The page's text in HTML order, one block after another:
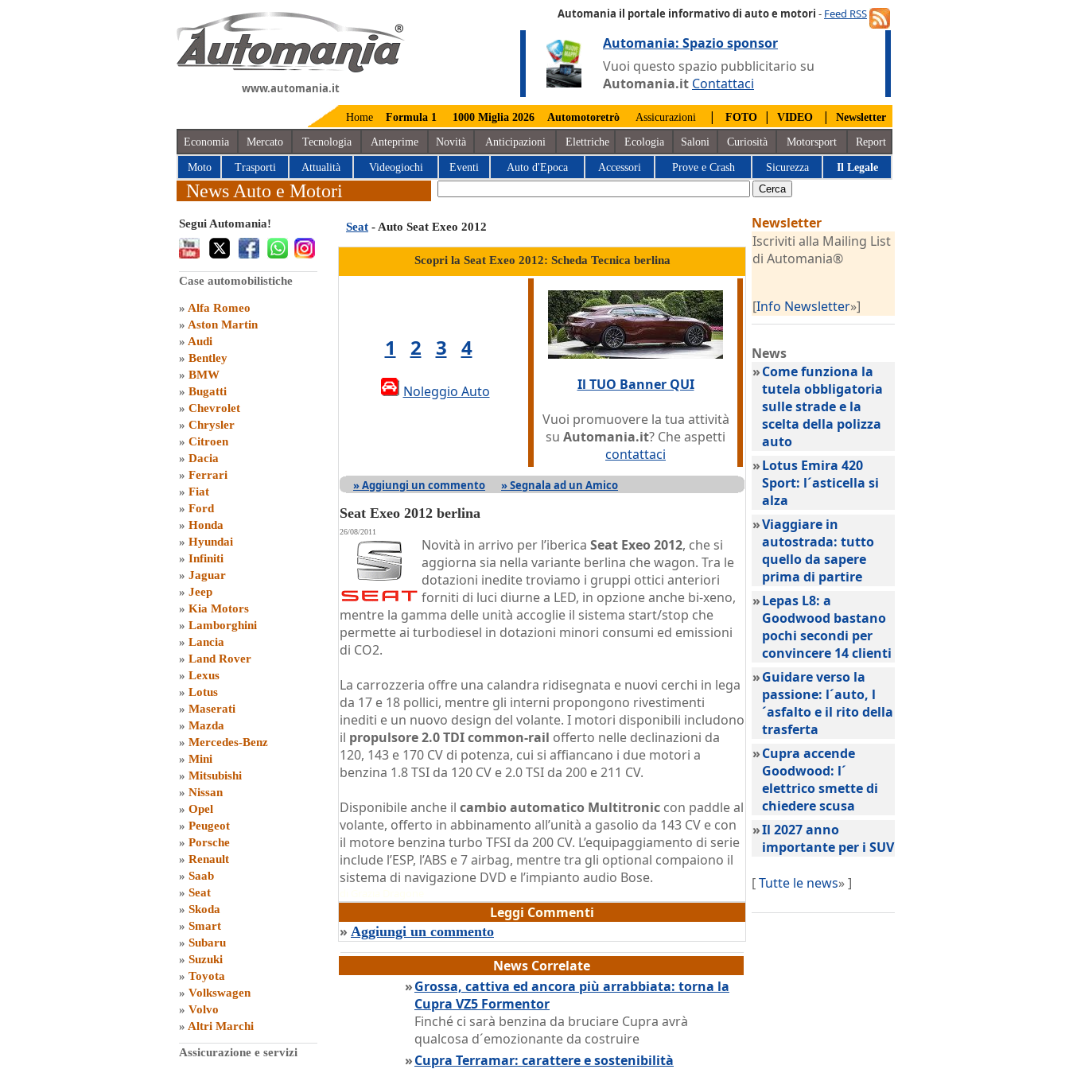
www.automania.it
Automania il portale informativo di auto e motori - Feed RSS
Automania: Spazio sponsor
Vuoi questo spazio pubblicitario su
Automania.it Contattaci
Home Formula 1 1000 Miglia 2026 Automotoretrò Assicurazioni | FOTO | VIDEO | Newsletter
Economia Mercato Tecnologia Anteprime Novità Anticipazioni Elettriche Ecologia Saloni Curiosità Motorsport Report
Moto Trasporti Attualità Videogiochi Eventi Auto d'Epoca Accessori Prove e Crash Sicurezza Il Legale
News Auto e Motori
Segui Automania!
Case automobilistiche
» Alfa Romeo
» Aston Martin
» Audi
» Bentley
» BMW
» Bugatti
» Chevrolet
» Chrysler
» Citroen
» Dacia
» Ferrari
» Fiat
» Ford
» Honda
» Hyundai
» Infiniti
» Jaguar
» Jeep
» Kia Motors
» Lamborghini
» Lancia
» Land Rover
» Lexus
» Lotus
» Maserati
» Mazda
» Mercedes-Benz
» Mini
» Mitsubishi
» Nissan
» Opel
» Peugeot
» Porsche
» Renault
» Saab
» Seat
» Skoda
» Smart
» Subaru
» Suzuki
» Toyota
» Volkswagen
» Volvo
» Altri Marchi
Assicurazione e servizi
Seat - Auto Seat Exeo 2012
Scopri la Seat Exeo 2012: Scheda Tecnica berlina
1 2 3 4
Noleggio Auto
Il TUO Banner QUI
Vuoi promuovere la tua attività
su Automania.it? Che aspetti
contattaci
» Aggiungi un commento » Segnala ad un Amico
Seat Exeo 2012 berlina
26/08/2011
Novità in arrivo per l’iberica Seat Exeo 2012, che si
aggiorna sia nella variante berlina che wagon. Tra le
dotazioni inedite troviamo i gruppi ottici anteriori
forniti di luci diurne a LED, in opzione anche bi-xeno,
mentre la gamma delle unità accoglie il sistema start/stop che
permette ai turbodiesel in dotazioni minori consumi ed emissioni
di CO2.
La carrozzeria offre una calandra ridisegnata e nuovi cerchi in lega
da 17 e 18 pollici, mentre gli interni propongono rivestimenti
inediti e un nuovo design del volante. I motori disponibili includono
il propulsore 2.0 TDI common-rail offerto nelle declinazioni da
120, 143 e 170 CV di potenza, cui si affiancano i due motori a
benzina 1.8 TSI da 120 CV e 2.0 TSI da 200 e 211 CV.
Disponibile anche il cambio automatico Multitronic con paddle al
volante, offerto in abbinamento all’unità a gasolio da 143 CV e con
il motore benzina turbo TFSI da 200 CV. L’equipaggiamento di serie
include l’ESP, l’ABS e 7 airbag, mentre tra gli optional compaiono il
sistema di navigazione DVD e l’impianto audio Bose.
Leggi Commenti
» Aggiungi un commento
News Correlate
»Grossa, cattiva ed ancora più arrabbiata: torna la
Cupra VZ5 Formentor
Finché ci sarà benzina da bruciare Cupra avrà
qualcosa d´emozionante da costruire
»Cupra Terramar: carattere e sostenibilità
Newsletter
Iscriviti alla Mailing List
di Automania®
[Info Newsletter»]
News
»Come funziona la
tutela obbligatoria
sulle strade e la
scelta della polizza
auto
»Lotus Emira 420
Sport: l´asticella si
alza
»Viaggiare in
autostrada: tutto
quello da sapere
prima di partire
»Lepas L8: a
Goodwood bastano
pochi secondi per
convincere 14 clienti
»Guidare verso la
passione: l´auto, l
´asfalto e il rito della
trasferta
»Cupra accende
Goodwood: l´
elettrico smette di
chiedere scusa
»Il 2027 anno
importante per i SUV
[Tutte le news» ]